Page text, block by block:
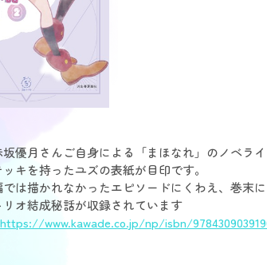
優月さんご自身による「まほなれ」のノベラ
キを持ったユズの表紙が目印です。
は描かれなかったエピソードにくわえ、巻末
オ結成秘話が収録されています
https://www.kawade.co.jp/np/isbn/